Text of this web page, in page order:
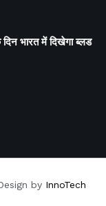
भारत में दिखेगा ब्लड
by InnoTech